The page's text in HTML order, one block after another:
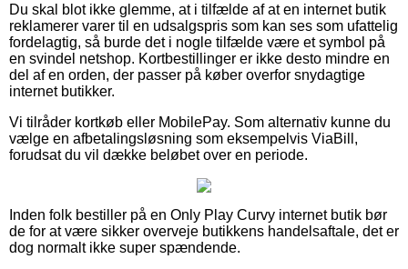
Du skal blot ikke glemme, at i tilfælde af at en internet butik
reklamerer varer til en udsalgspris som kan ses som ufattelig
fordelagtig, så burde det i nogle tilfælde være et symbol på
en svindel netshop. Kortbestillinger er ikke desto mindre en
del af en orden, der passer på køber overfor snydagtige
internet butikker.
Vi tilråder kortkøb eller MobilePay. Som alternativ kunne du
vælge en afbetalingsløsning som eksempelvis ViaBill,
forudsat du vil dække beløbet over en periode.
Inden folk bestiller på en Only Play Curvy internet butik bør
de for at være sikker overveje butikkens handelsaftale, det er
dog normalt ikke super spændende.